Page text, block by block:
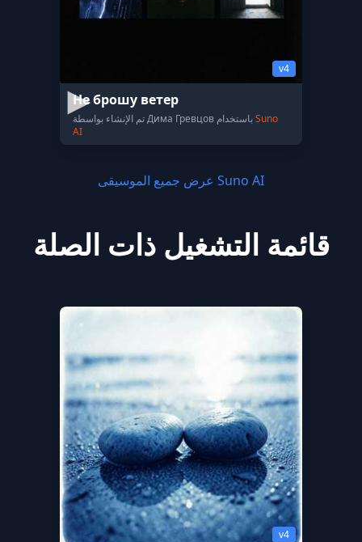
v4
Не брошу ветер
Suno
AI
عرض جميع الموسيقى Suno AI
قائمة التشغيل ذات الصلة
v4